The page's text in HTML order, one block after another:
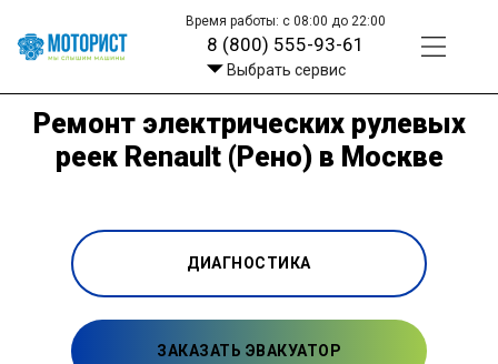
Время работы: с 08:00 до 22:00
8 (800) 555-93-61
Выбрать сервис
Ремонт электрических рулевых
реек Renault (Рено) в Москве
ДИАГНОСТИКА
ЗАКАЗАТЬ ЭВАКУАТОР